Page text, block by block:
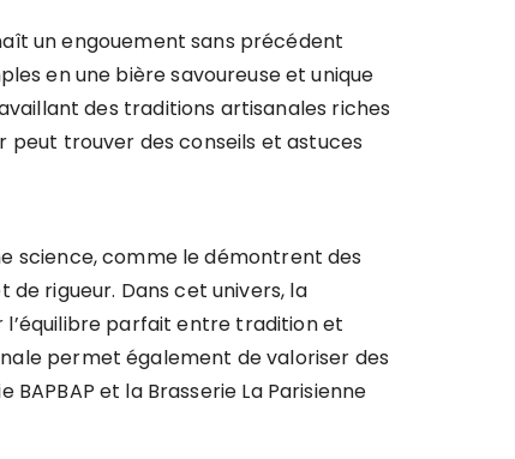
un engouement sans précédent
en une bière savoureuse et unique
des traditions artisanales riches
peut trouver des conseils et astuces
science, comme le démontrent des
rigueur. Dans cet univers, la
l’équilibre parfait entre tradition et
permet également de valoriser des
et la Brasserie La Parisienne